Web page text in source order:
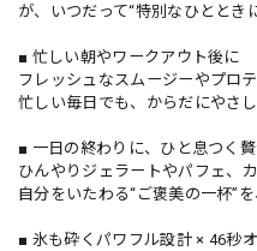
が、いつだって“特別なひととき
■ 忙しい朝やワークアウト後に
フレッシュなスムージーやプロ
忙しい毎日でも、からだにやさし
■ 一日の終わりに、ひと息つく
ひんやりジェラートやパフェ、
自分をいたわる“ご褒美の一杯”
■ 氷も砕くパワフル設計 × 46秒